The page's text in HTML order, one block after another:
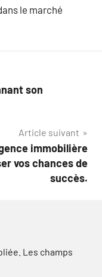
le marché
son
Article suivant
immobilière
vos chances de
succès.
Les champs